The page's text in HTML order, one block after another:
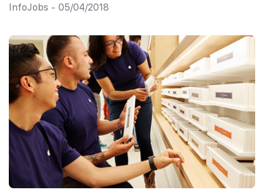
InfoJobs - 05/04/2018